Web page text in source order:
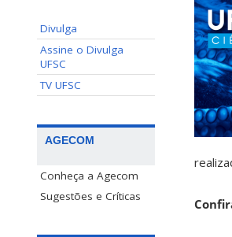
Divulga
Assine o Divulga
UFSC
TV UFSC
AGECOM
Conheça a Agecom
Sugestões e Críticas